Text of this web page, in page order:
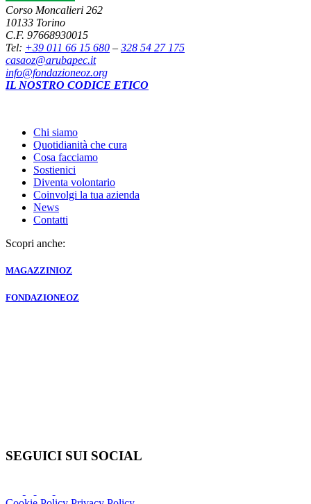
Corso Moncalieri 262
10133 Torino
C.F. 97668930015
Tel: +39 011 66 15 680 – 328 54 27 175
casaoz@arubapec.it
info@fondazioneoz.org
IL NOSTRO CODICE ETICO
Chi siamo
Quotidianità che cura
Cosa facciamo
Sostienici
Diventa volontario
Coinvolgi la tua azienda
News
Contatti
Scopri anche:
MAGAZZINIOZ
FONDAZIONEOZ
SEGUICI SUI SOCIAL